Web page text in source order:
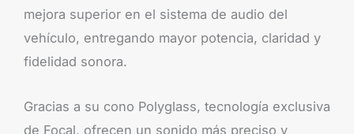
mejora superior en el sistema de audio del
vehículo, entregando mayor potencia, claridad y
fidelidad sonora.
Gracias a su cono Polyglass, tecnología exclusiva
de Focal, ofrecen un sonido más preciso y